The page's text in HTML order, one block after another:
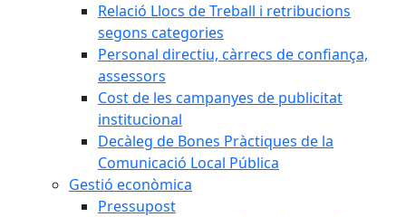
Relació Llocs de Treball i retribucions
segons categories
Personal directiu, càrrecs de confiança,
assessors
Cost de les campanyes de publicitat
institucional
Decàleg de Bones Pràctiques de la
Comunicació Local Pública
Gestió econòmica
Pressupost